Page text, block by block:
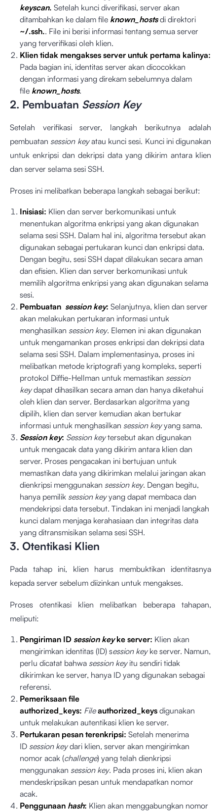
keyscan. Setelah kunci diverifikasi, server akan
ditambahkan ke dalam file known_hostsdi direktori
~/.ssh.. File ini berisi informasi tentang semua server
yang terverifikasi oleh klien.
Klien tidak mengakses server untuk pertama kalinya:
Pada bagian ini, identitas server akan dicocokkan
dengan informasi yang direkam sebelumnya dalam
file known_hosts.
2. Pembuatan Session Key
Setelah verifikasi server, langkah berikutnya adalah
pembuatan session keyatau kunci sesi. Kunci ini digunakan
untuk enkripsi dan dekripsi data yang dikirim antara klien
dan server selama sesi SSH.
Proses ini melibatkan beberapa langkah sebagai berikut:
Inisiasi: Klien dan server berkomunikasi untuk
menentukan algoritma enkripsi yang akan digunakan
selama sesi SSH. Dalam hal ini, algoritma tersebut akan
digunakan sebagai pertukaran kunci dan enkripsi data.
Dengan begitu, sesi SSH dapat dilakukan secara aman
dan efisien. Klien dan server berkomunikasi untuk
memilih algoritma enkripsi yang akan digunakan selama
sesi.
Pembuatan session key: Selanjutnya, klien dan server
akan melakukan pertukaran informasi untuk
menghasilkan session key. Elemen ini akan digunakan
untuk mengamankan proses enkripsi dan dekripsi data
selama sesi SSH. Dalam implementasinya, proses ini
melibatkan metode kriptografi yang kompleks, seperti
protokol Diffie-Hellman untuk memastikan session
keydapat dihasilkan secara aman dan hanya diketahui
oleh klien dan server. Berdasarkan algoritma yang
dipilih, klien dan server kemudian akan bertukar
informasi untuk menghasilkan session keyyang sama.
Session key: Session keytersebut akan digunakan
untuk mengacak data yang dikirim antara klien dan
server. Proses pengacakan ini bertujuan untuk
memastikan data yang dikirimkan melalui jaringan akan
dienkripsi menggunakan session key. Dengan begitu,
hanya pemilik session keyyang dapat membaca dan
mendekripsi data tersebut. Tindakan ini menjadi langkah
kunci dalam menjaga kerahasiaan dan integritas data
yang ditransmisikan selama sesi SSH.
3. Otentikasi Klien
Pada tahap ini, klien harus membuktikan identitasnya
kepada server sebelum diizinkan untuk mengakses.
Proses otentikasi klien melibatkan beberapa tahapan,
meliputi:
Pengiriman ID session keyke server: Klien akan
mengirimkan identitas (ID) session keyke server. Namun,
perlu dicatat bahwa session keyitu sendiri tidak
dikirimkan ke server, hanya ID yang digunakan sebagai
referensi.
Pemeriksaan file
authorized_keys: File authorized_keys digunakan
untuk melakukan autentikasi klien ke server.
Pertukaran pesan terenkripsi: Setelah menerima
ID session keydari klien, server akan mengirimkan
nomor acak (challenge) yang telah dienkripsi
menggunakan session key. Pada proses ini, klien akan
mendeskripsikan pesan untuk mendapatkan nomor
acak.
Penggunaan hash: Klien akan menggabungkan nomor